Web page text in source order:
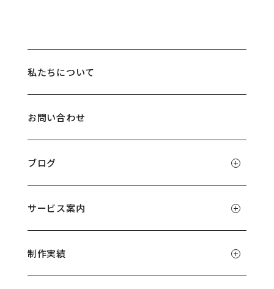
私たちについて
お問い合わせ
ブログ
サービス案内
制作実績